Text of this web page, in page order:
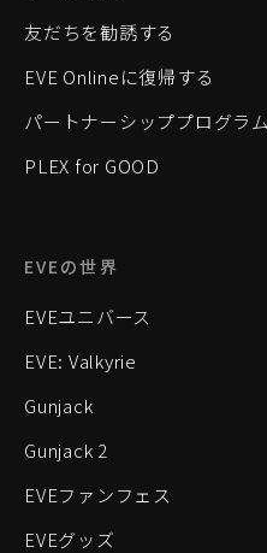
友だちを勧誘する
EVE Onlineに復帰する
パートナーシッププログラム
PLEX for GOOD
EVEの世界
EVEユニバース
EVE: Valkyrie
Gunjack
Gunjack 2
EVEファンフェス
EVEグッズ